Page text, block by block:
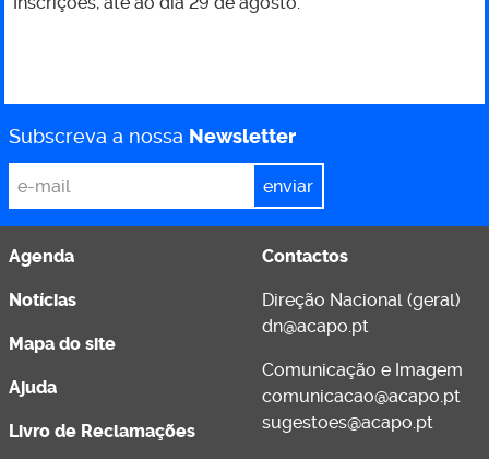
Subscreva a nossa Newsletter
Email*
Agenda
Notícias
Mapa do site
Ajuda
Livro de Reclamações
Contactos
Direção Nacional (geral)
dn@acapo.pt
Comunicação e Imagem
comunicacao@acapo.pt
sugestoes@acapo.pt